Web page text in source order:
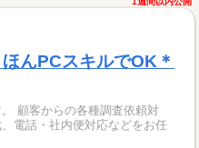
んPCスキルでOK＊
顧客からの各種調査依頼対
電話・社内便対応などをお任